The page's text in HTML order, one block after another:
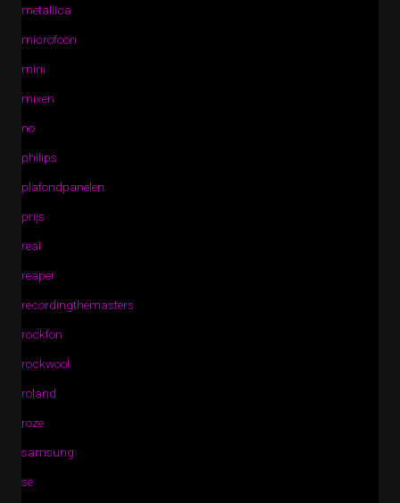
metallica
microfoon
mini
mixen
no
philips
plafondpanelen
prijs
real
reaper
recordingthemasters
rockfon
rockwool
roland
roze
samsung
se